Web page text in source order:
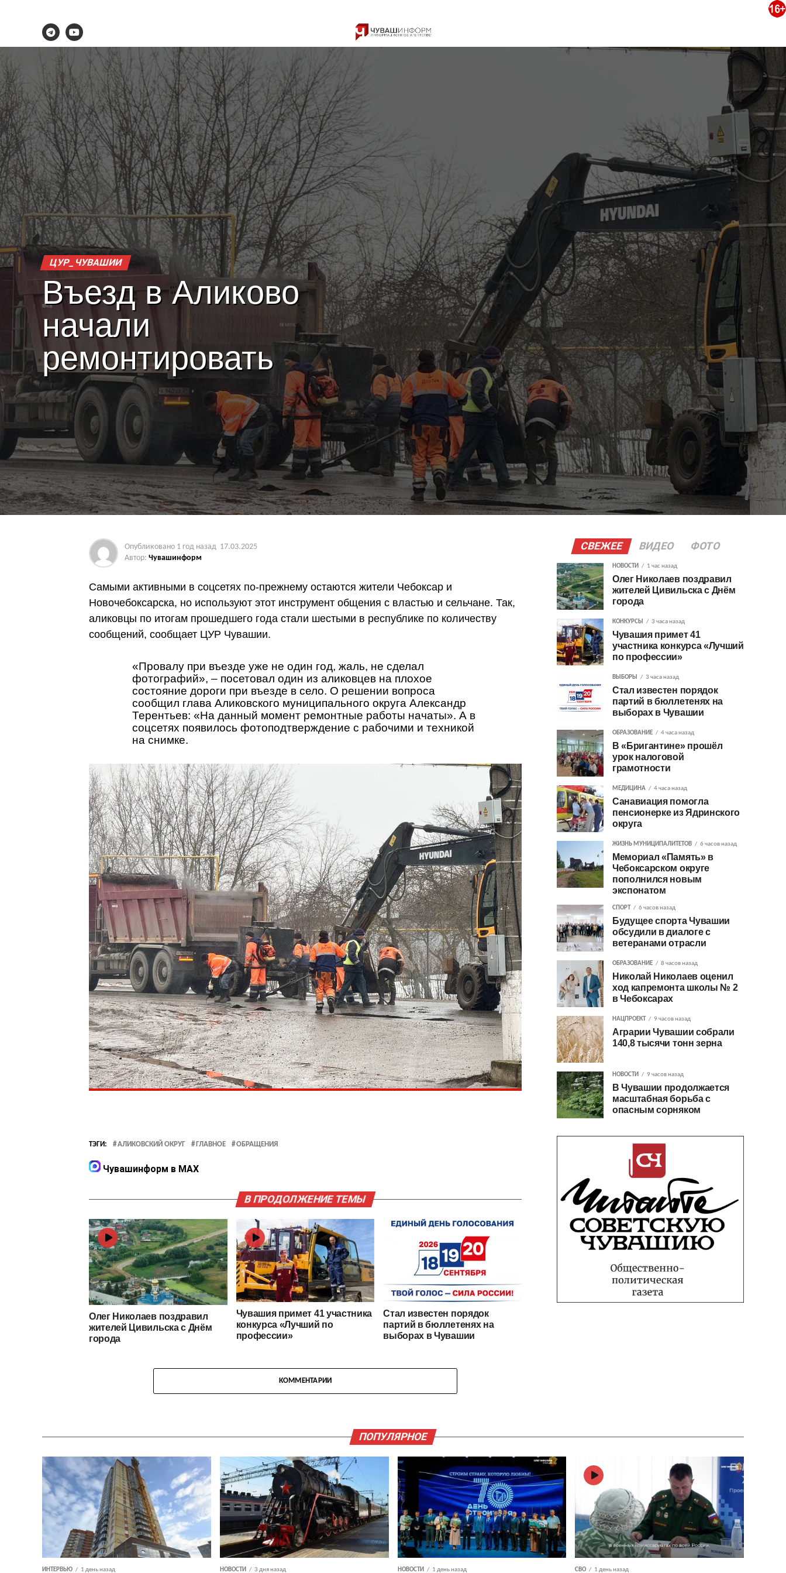
ЦУР_ЧУВАШИИ
Въезд в Аликово
начали
ремонтировать
Опубликовано 1 год назад 17.03.2025
Автор: Чувашинформ
Самыми активными в соцсетях по-прежнему остаются жители Чебоксар и
Новочебоксарска, но используют этот инструмент общения с властью и сельчане. Так,
аликовцы по итогам прошедшего года стали шестыми в республике по количеству
сообщений, сообщает ЦУР Чувашии.
«Провалу при въезде уже не один год, жаль, не сделал
фотографий», – посетовал один из аликовцев на плохое
состояние дороги при въезде в село. О решении вопроса
сообщил глава Аликовского муниципального округа Александр
Терентьев: «На данный момент ремонтные работы начаты». А в
соцсетях появилось фотоподтверждение с рабочими и техникой
на снимке.
ТЭГИ: АЛИКОВСКИЙ ОКРУГ ГЛАВНОЕ ОБРАЩЕНИЯ
Чувашинформ в MAX
В ПРОДОЛЖЕНИЕ ТЕМЫ
Олег Николаев поздравил
жителей Цивильска с Днём
города
Чувашия примет 41 участника
конкурса «Лучший по
профессии»
Стал известен порядок
партий в бюллетенях на
выборах в Чувашии
КОММЕНТАРИИ
СВЕЖЕЕ ВИДЕО ФОТО
НОВОСТИ 1 час назад
Олег Николаев поздравил
жителей Цивильска с Днём
города
КОНКУРСЫ 3 часа назад
Чувашия примет 41
участника конкурса «Лучший
по профессии»
ВЫБОРЫ 3 часа назад
Стал известен порядок
партий в бюллетенях на
выборах в Чувашии
ОБРАЗОВАНИЕ 4 часа назад
В «Бригантине» прошёл
урок налоговой
грамотности
МЕДИЦИНА 4 часа назад
Санавиация помогла
пенсионерке из Ядринского
округа
ЖИЗНЬ МУНИЦИПАЛИТЕТОВ 6 часов назад
Мемориал «Память» в
Чебоксарском округе
пополнился новым
экспонатом
СПОРТ 6 часов назад
Будущее спорта Чувашии
обсудили в диалоге с
ветеранами отрасли
ОБРАЗОВАНИЕ 8 часов назад
Николай Николаев оценил
ход капремонта школы № 2
в Чебоксарах
НАЦПРОЕКТ 9 часов назад
Аграрии Чувашии собрали
140,8 тысячи тонн зерна
НОВОСТИ 9 часов назад
В Чувашии продолжается
масштабная борьба с
опасным сорняком
ПОПУЛЯРНОЕ
ИНТЕРВЬЮ 1 день назад НОВОСТИ 3 дня назад НОВОСТИ 1 день назад СВО 1 день назад